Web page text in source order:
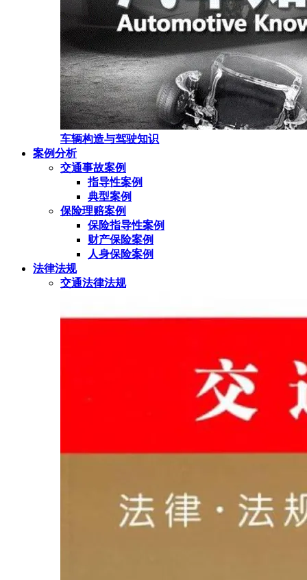
车辆构造与驾驶知识
案例分析
交通事故案例
指导性案例
典型案例
保险理赔案例
保险指导性案例
财产保险案例
人身保险案例
法律法规
交通法律法规